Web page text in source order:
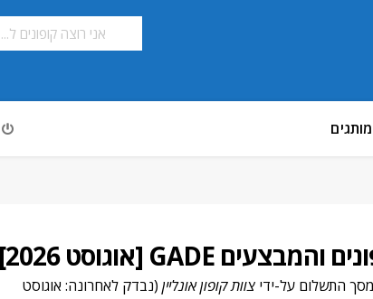
צוות קופון אונליין (נבדק לאחרונה: אוגוסט